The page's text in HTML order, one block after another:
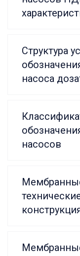
Структура
насоса
насосов